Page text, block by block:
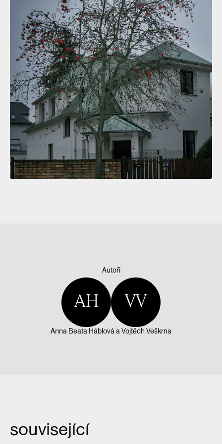
Autoři
AH VV
Anna Beata HáblováaVojtěch Veškrna
související